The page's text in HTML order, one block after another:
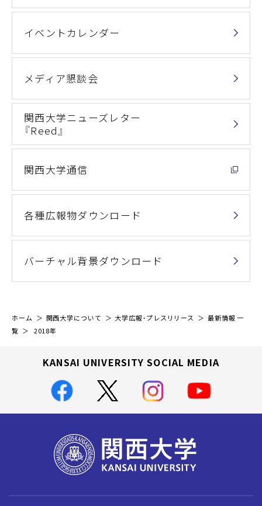
イベントカレンダー
メディア懇談会
関西大学ニューズレター
『Reed』
関西大学通信
各種広報物ダウンロード
バーチャル背景ダウンロード
ホーム 関西大学について 大学広報・プレスリリース
最新情報 一
覧
2018年
KANSAI UNIVERSITY SOCIAL MEDIA